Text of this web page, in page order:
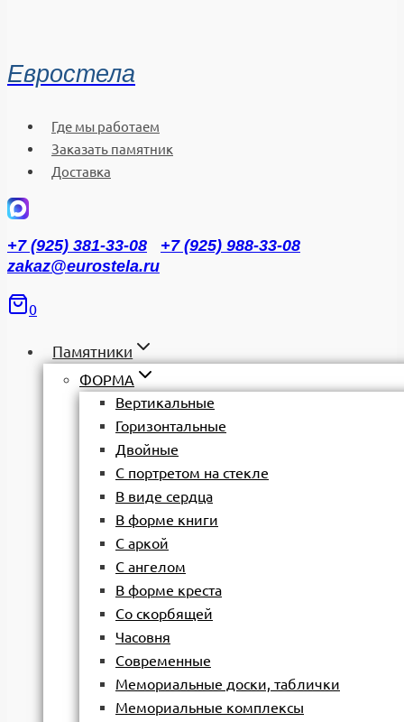
Евростела
Где мы работаем
Заказать памятник
Доставка
+7 (925) 381-33-08
+7 (925) 988-33-08
zakaz@eurostela.ru
0
Памятники
ФОРМА
Вертикальные
Горизонтальные
Двойные
С портретом на стекле
В виде сердца
В форме книги
С аркой
С ангелом
В форме креста
Со скорбящей
Часовня
Современные
Мемориальные доски, таблички
Мемориальные комплексы